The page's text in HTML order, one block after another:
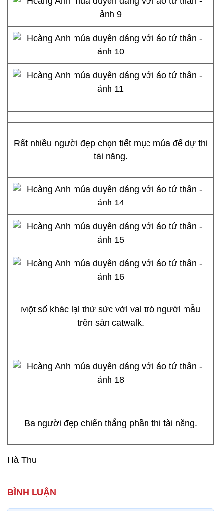
Rất nhiều người đẹp chọn tiết mục múa để dự thi
tài năng.
Một số khác lại thử sức với vai trò người mẫu
trên sàn catwalk.
Ba người đẹp chiến thắng phần thi tài năng.
Hà Thu